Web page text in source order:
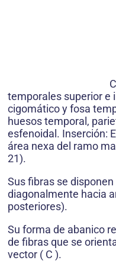
temporales superior e
cigomático y fosa
huesos temporal,
esfenoidal. Inserción:
área nexa del ramo
21).
Sus fibras se
diagonalmente hacia
posteriores).
Su forma de abanico
de fibras que se
vector ( C ).